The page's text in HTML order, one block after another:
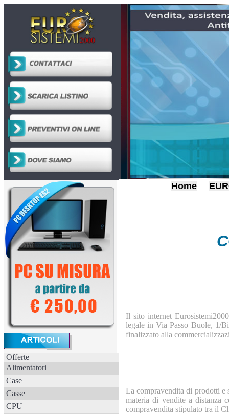
Offerte
Alimentatori
Case
Casse
CPU
Home
Il sito internet
legale in Via Passo Buole, 1/
finalizzato alla
La compravendita di prodotti e
materia di vendite a distanza
compravendita stipulato tra il